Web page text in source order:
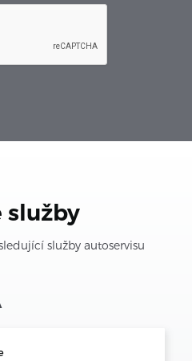
služby
služby autoservisu